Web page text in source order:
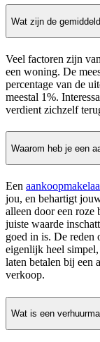
Wat zijn de
Veel factoren zijn
een woning. De
percentage van de
meestal 1%.
verdient zichzelf
Waarom heb je een
Een
jou, en behartigt
alleen door een
juiste waarde
goed in is. De reden
eigenlijk heel
laten betalen bij een
verkoop.
Wat is een